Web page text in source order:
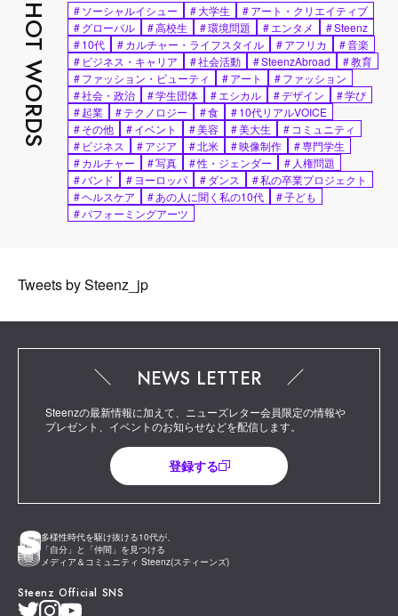
HOT WORDS #ソーシャルイシュー #大学生 #アート・クリエイティブ
#グローバル #高校生 #環境問題 #エンタメ #Steenz
#10代 #カルチャー・ライフスタイル #アフリカ #音楽
# ビジネス・キャリア #社会活動 #SteenzAbroad #教育
#ファッション・ビューティ #アート #ファッション
#社会・政治 #学生団体 #エシカル #デザイン #学び
#起業 #テクノロジー #食 #10代リアルVOICE
#その他 #イベント #美容 #美大生 # コミュニティ
# ビジネス #アジア #北米 #映像制作 #専門学生
#カルチャー #写真 #性・ジェンダー # 人権問題
#バンド #ヨーロッパ #ダンス #私の卒業プロジェクト
#ヘルスケア #あの人に聞く私の10代 #子ども
#パフォーミングアーツ
Tweets by Steenz_jp
多様性時代を駆け抜ける10代が、
「自分」と「仲間」を見つける
メディア＆コミュニティ Steenz(スティーンズ)
Steenz Official SNS
NEWS LETTER
Steenzの最新情報に加えて、ニューズレター会員限定の情報や
プレゼント、イベントのお知らせなどを配信します。
登録する